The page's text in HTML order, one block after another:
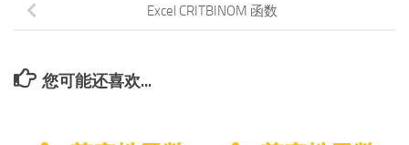
Excel CRITBINOM 函数
您可能还喜欢...